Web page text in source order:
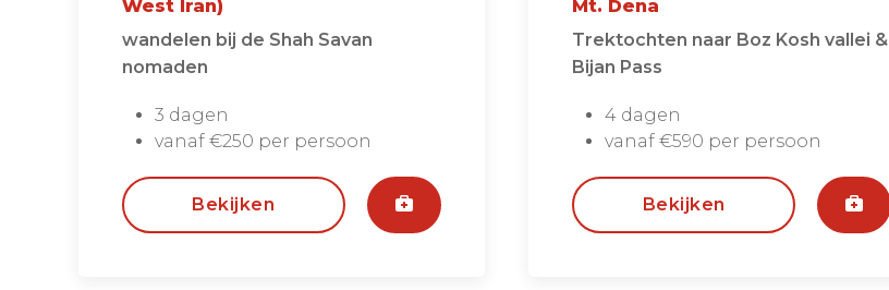
West Iran)
wandelen bij de Shah Savan
nomaden
3 dagen
vanaf €250 per persoon
Bekijken
Mt. Dena
Trektochten naar Boz Kosh vallei &
Bijan Pass
4 dagen
vanaf €590 per persoon
Bekijken